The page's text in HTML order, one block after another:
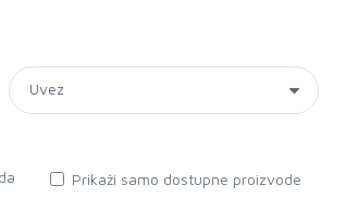
Prikaži samo dostupne proizvode